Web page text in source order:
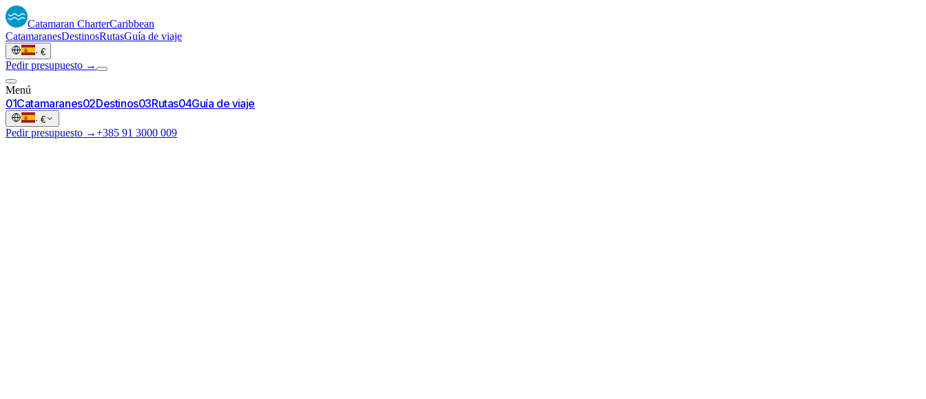
Catamaran CharterCaribbean
CatamaranesDestinosRutasGuía de viaje
· €
Pedir presupuesto →
Menú
01Catamaranes02Destinos03Rutas04Guía de viaje
· €
Pedir presupuesto →+385 91 3000 009